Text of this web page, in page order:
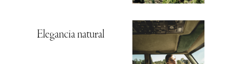
Elegancia natural